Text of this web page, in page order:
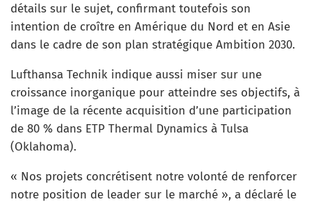
détails sur le sujet, confirmant toutefois son
intention de croître en Amérique du Nord et en Asie
dans le cadre de son plan stratégique Ambition 2030.
Lufthansa Technik indique aussi miser sur une
croissance inorganique pour atteindre ses objectifs, à
l’image de la récente acquisition d’une participation
de 80 % dans ETP Thermal Dynamics à Tulsa
(Oklahoma).
« Nos projets concrétisent notre volonté de renforcer
notre position de leader sur le marché », a déclaré le